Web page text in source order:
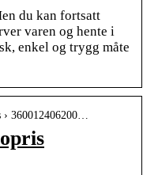
du kan fortsatt
varen og hente i
enkel og trygg måte
360012406200…